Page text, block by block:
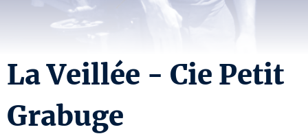
La Veillée - Cie Petit
Grabuge